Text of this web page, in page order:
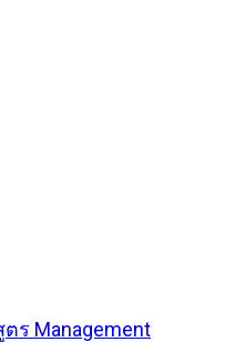
ร Management